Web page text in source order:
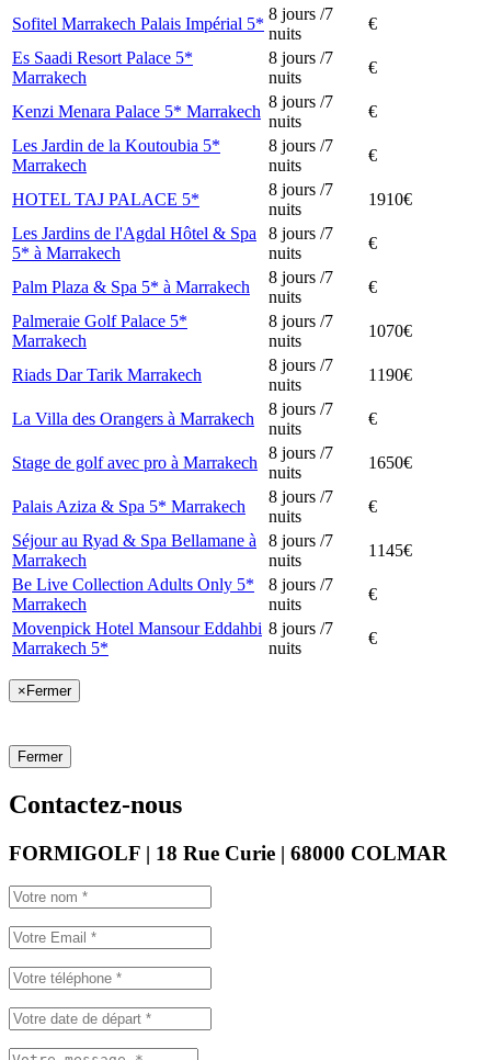
Sofitel Marrakech Palais Impérial 5*
8 jours /7
nuits
€
Es Saadi Resort Palace 5*
Marrakech
8 jours /7
nuits
€
Kenzi Menara Palace 5* Marrakech
8 jours /7
nuits
€
Les Jardin de la Koutoubia 5*
Marrakech
8 jours /7
nuits
€
HOTEL TAJ PALACE 5*
8 jours /7
nuits
1910€
Les Jardins de l'Agdal Hôtel & Spa
5* à Marrakech
8 jours /7
nuits
€
Palm Plaza & Spa 5* à Marrakech
8 jours /7
nuits
€
Palmeraie Golf Palace 5*
Marrakech
8 jours /7
nuits
1070€
Riads Dar Tarik Marrakech
8 jours /7
nuits
1190€
La Villa des Orangers à Marrakech
8 jours /7
nuits
€
Stage de golf avec pro à Marrakech
8 jours /7
nuits
1650€
Palais Aziza & Spa 5* Marrakech
8 jours /7
nuits
€
Séjour au Ryad & Spa Bellamane à
Marrakech
8 jours /7
nuits
1145€
Be Live Collection Adults Only 5*
Marrakech
8 jours /7
nuits
€
Movenpick Hotel Mansour Eddahbi
Marrakech 5*
8 jours /7
nuits
€
×Fermer
Fermer
Contactez-nous
FORMIGOLF | 18 Rue Curie | 68000 COLMAR